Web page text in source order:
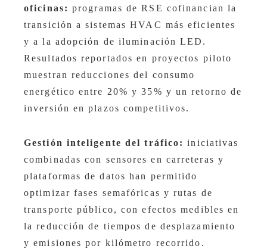
oficinas: programas de RSE cofinancian la
transición a sistemas HVAC más eficientes
y a la adopción de iluminación LED.
Resultados reportados en proyectos piloto
muestran reducciones del consumo
energético entre 20% y 35% y un retorno de
inversión en plazos competitivos.
Gestión inteligente del tráfico: iniciativas
combinadas con sensores en carreteras y
plataformas de datos han permitido
optimizar fases semafóricas y rutas de
transporte público, con efectos medibles en
la reducción de tiempos de desplazamiento
y emisiones por kilómetro recorrido.